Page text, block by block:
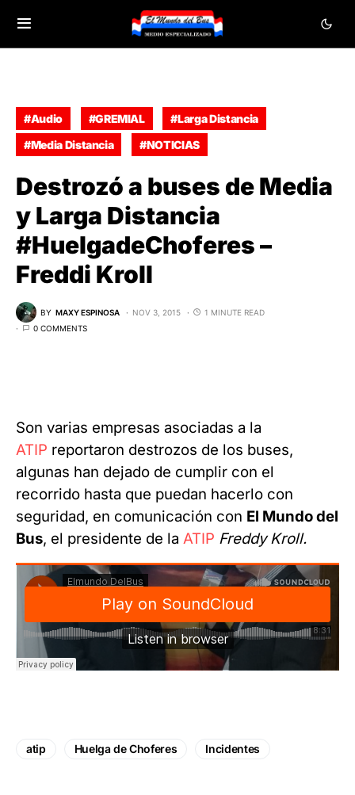
#Audio #GREMIAL
#Larga Distancia
#Media Distancia
#NOTICIAS
Destrozó a buses de Media
y Larga Distancia
#HuelgadeChoferes –
Freddi Kroll
BY MAXY ESPINOSA NOV 3, 2015
1 MINUTE READ
0 COMMENTS
Son varias empresas asociadas a la
ATIP reportaron destrozos de los buses,
algunas han dejado de cumplir con el
recorrido hasta que puedan hacerlo con
seguridad, en comunicación con El Mundo del
Bus, el presidente de la ATIP Freddy Kroll.
atip Huelga de Choferes Incidentes